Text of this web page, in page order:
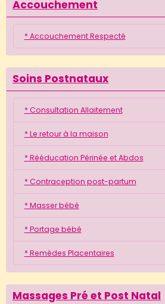
Accouchement
* Accouchement Respecté
Soins Postnataux
* Consultation Allaitement
* Le retour à la maison
* Rééducation Périnée et Abdos
* Contraception post-partum
* Masser bébé
* Portage bébé
* Remèdes Placentaires
Massages Pré et Post Natal